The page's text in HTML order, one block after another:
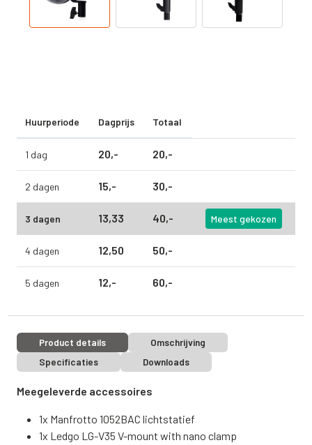
Huurperiode Dagprijs Totaal
1 dag 20,- 20,-
2 dagen 15,- 30,-
3 dagen 13,33 40,- Meest gekozen
4 dagen 12,50 50,-
5 dagen 12,- 60,-
Product details
Omschrijving
Specificaties
Downloads
Meegeleverde accessoires
1x Manfrotto 1052BAC lichtstatief
1x Ledgo LG-V35 V-mount with nano clamp